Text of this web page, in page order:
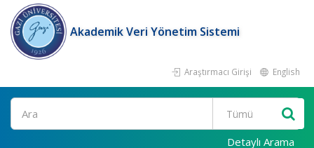
Akademik Veri Yönetim Sistemi
Araştırmacı Girişi English
Ara
Detaylı Arama